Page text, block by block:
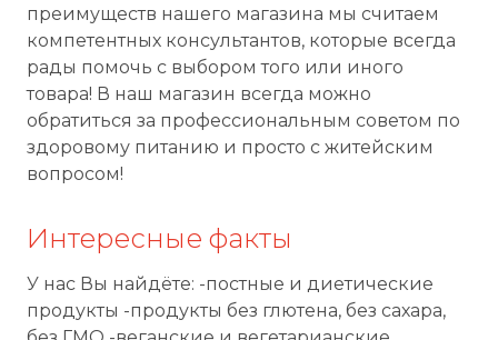
преимуществ нашего магазина мы считаем
компетентных консультантов, которые всегда
рады помочь с выбором того или иного
товара! В наш магазин всегда можно
обратиться за профессиональным советом по
здоровому питанию и просто с житейским
вопросом!
Интересные факты
У нас Вы найдёте: -постные и диетические
продукты -продукты без глютена, без сахара,